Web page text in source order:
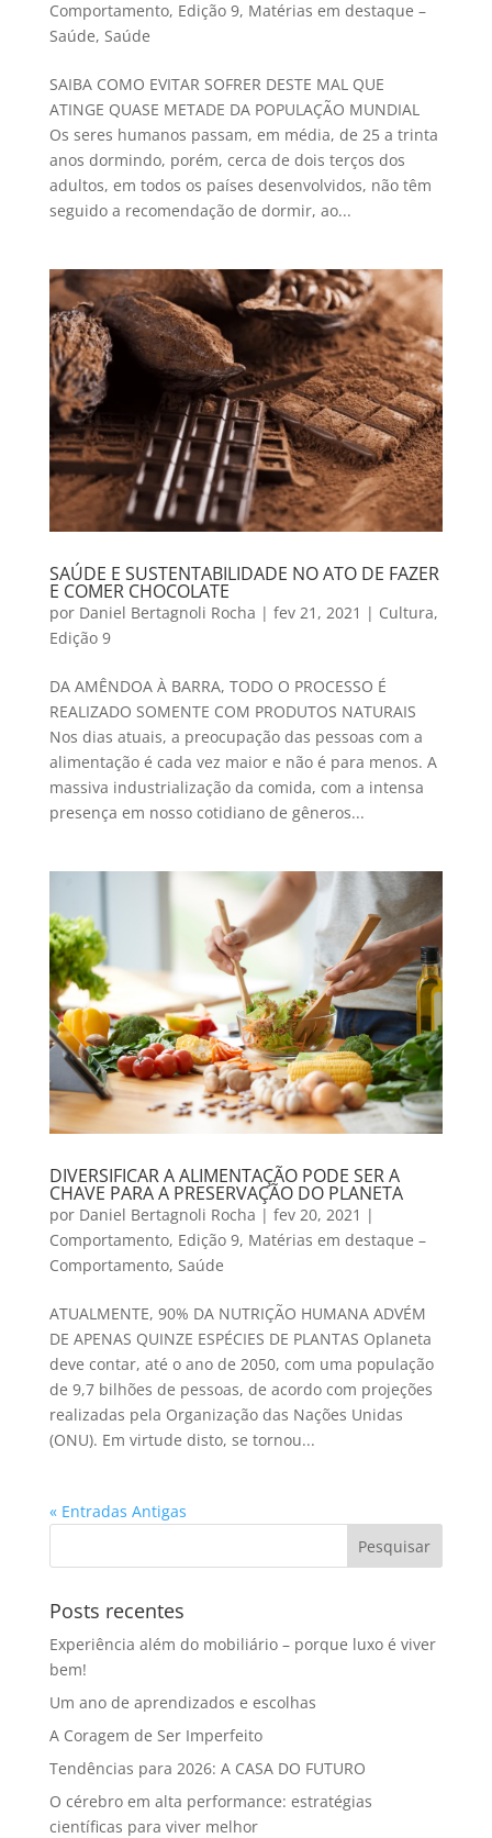
Comportamento, Edição 9, Matérias em destaque –
Saúde, Saúde
SAIBA COMO EVITAR SOFRER DESTE MAL QUE
ATINGE QUASE METADE DA POPULAÇÃO MUNDIAL
Os seres humanos passam, em média, de 25 a trinta
anos dormindo, porém, cerca de dois terços dos
adultos, em todos os países desenvolvidos, não têm
seguido a recomendação de dormir, ao...
SAÚDE E SUSTENTABILIDADE NO ATO DE FAZER
E COMER CHOCOLATE
por Daniel Bertagnoli Rocha | fev 21, 2021 | Cultura,
Edição 9
DA AMÊNDOA À BARRA, TODO O PROCESSO É
REALIZADO SOMENTE COM PRODUTOS NATURAIS
Nos dias atuais, a preocupação das pessoas com a
alimentação é cada vez maior e não é para menos. A
massiva industrialização da comida, com a intensa
presença em nosso cotidiano de gêneros...
DIVERSIFICAR A ALIMENTAÇÃO PODE SER A
CHAVE PARA A PRESERVAÇÃO DO PLANETA
por Daniel Bertagnoli Rocha | fev 20, 2021 |
Comportamento, Edição 9, Matérias em destaque –
Comportamento, Saúde
ATUALMENTE, 90% DA NUTRIÇÃO HUMANA ADVÉM
DE APENAS QUINZE ESPÉCIES DE PLANTAS Oplaneta
deve contar, até o ano de 2050, com uma população
de 9,7 bilhões de pessoas, de acordo com projeções
realizadas pela Organização das Nações Unidas
(ONU). Em virtude disto, se tornou...
« Entradas Antigas
Posts recentes
Experiência além do mobiliário – porque luxo é viver
bem!
Um ano de aprendizados e escolhas
A Coragem de Ser Imperfeito
Tendências para 2026: A CASA DO FUTURO
O cérebro em alta performance: estratégias
científicas para viver melhor